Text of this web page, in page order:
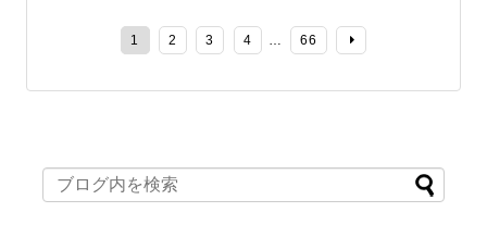
1 2 3 4 … 66